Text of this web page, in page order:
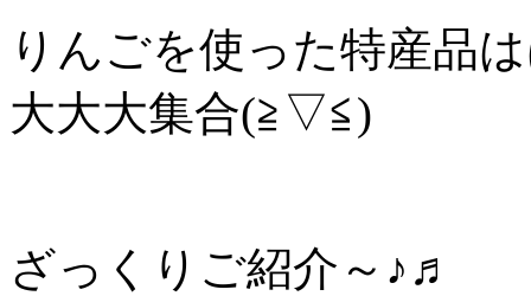
りんごを使った特産品
大大大集合(≧▽≦)
ざっくりご紹介～♪♬